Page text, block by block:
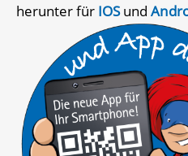
herunter für IOSund